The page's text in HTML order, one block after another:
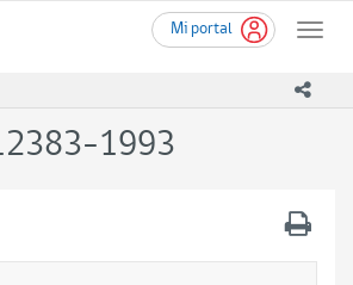
Mi portal
Toggle
1993